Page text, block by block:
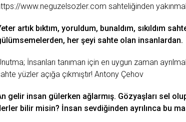
www.neguzelsozler.com sahteliğinden
artık bıktım, yoruldum, bunaldım, sıkıldım
her şeyi sahte olan insanlardan.
; İnsanları tanıman için en uygun zaman
yüzler açığa çıkmıştır! Antony Çehov
gelir insan gülerken ağlarmış. Gözyaşları sel
bilir misin? İnsan sevdiğinden ayrılınca bu